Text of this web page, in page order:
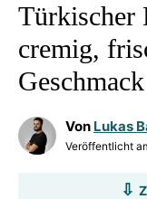
Türkischer
cremig,
Geschmack
Von Lukas
Veröffentlicht